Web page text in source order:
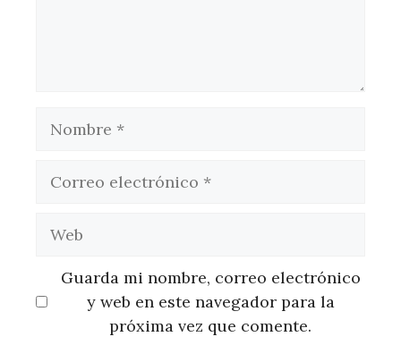
Guarda mi nombre, correo electrónico
y web en este navegador para la
próxima vez que comente.